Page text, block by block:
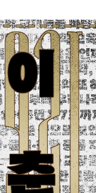
소셜 계정으로 로그
발송된 인증 메일
회원 가입을
8자 이상의 영문자
회원가입 약관 동의
개인정보의 수집 및 이용 안
본인은 만 14세 이상입니
취소